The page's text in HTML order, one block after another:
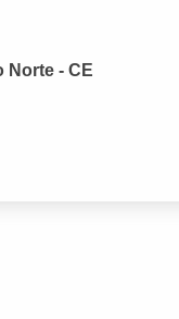
Norte - CE